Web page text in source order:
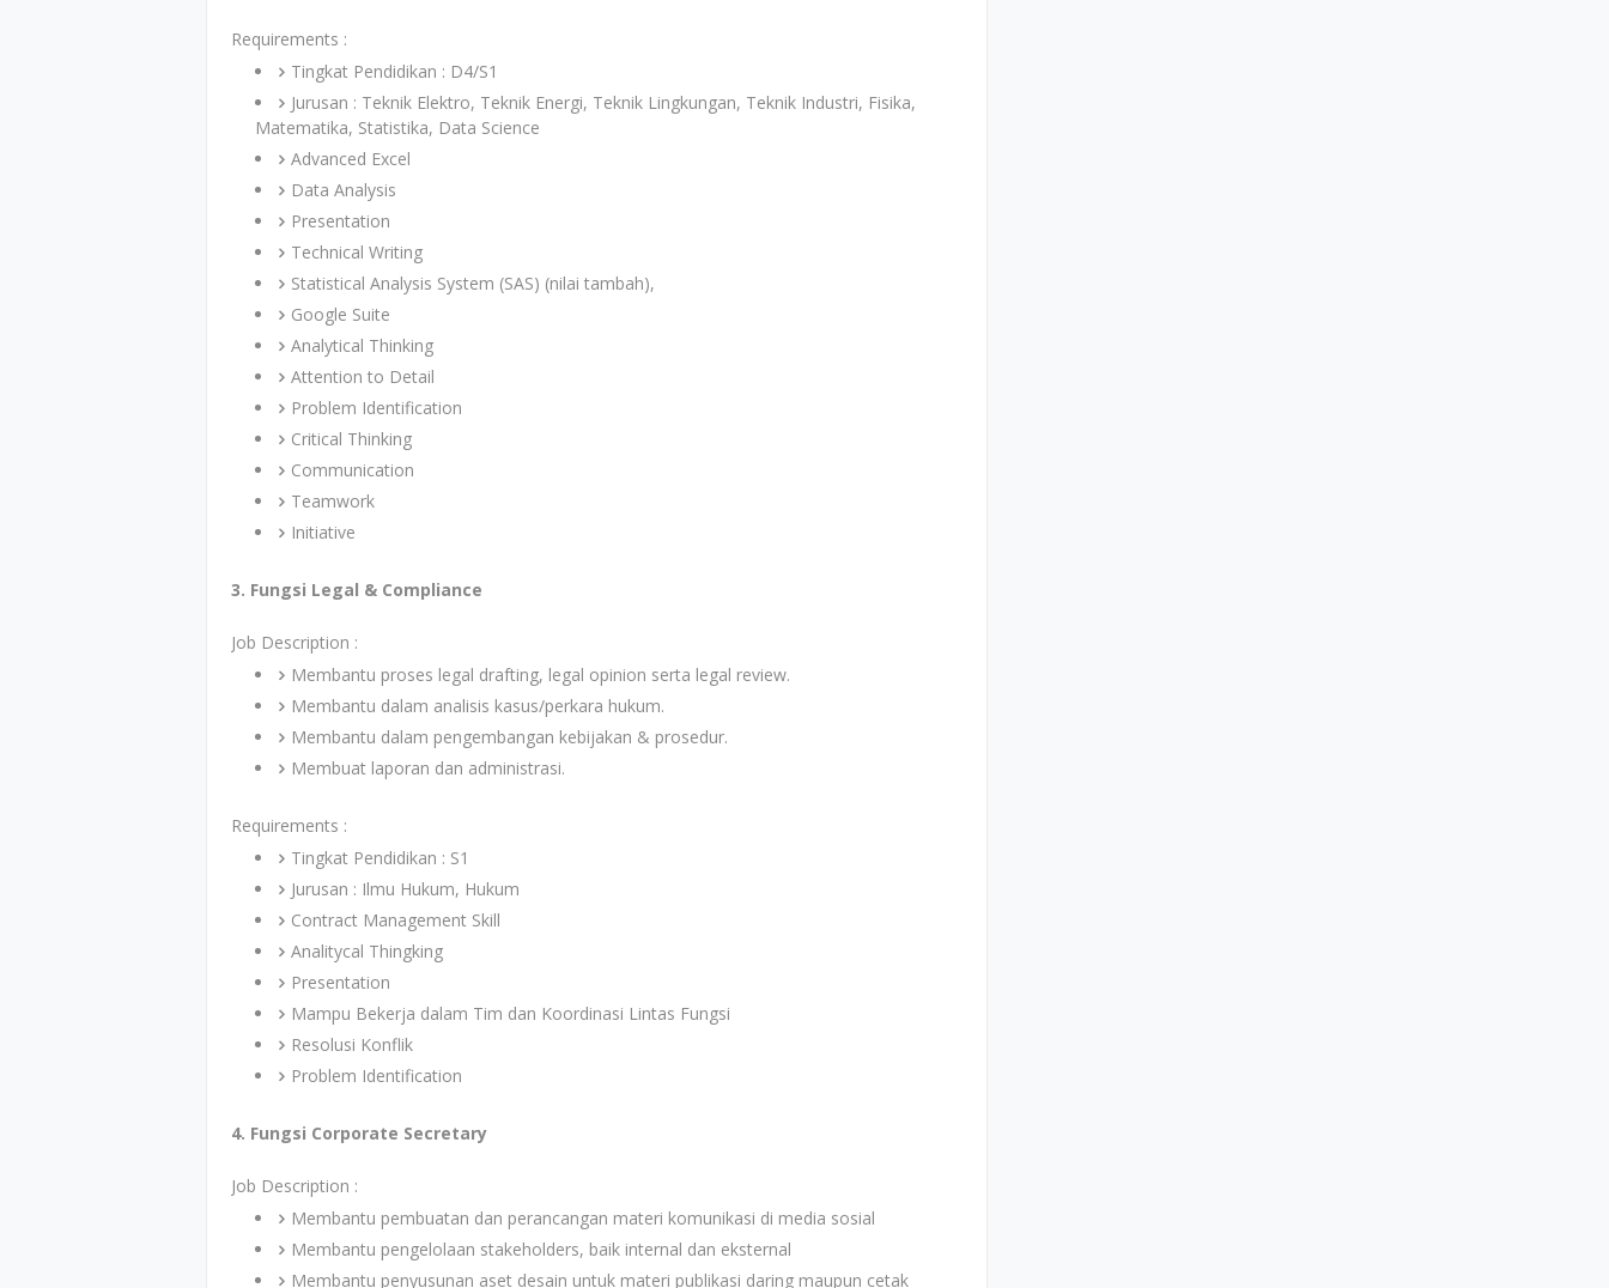
Requirements :
Tingkat Pendidikan : D4/S1
Jurusan : Teknik Elektro, Teknik Energi, Teknik Lingkungan, Teknik Industri, Fisika,
Matematika, Statistika, Data Science
Advanced Excel
Data Analysis
Presentation
Technical Writing
Statistical Analysis System (SAS) (nilai tambah),
Google Suite
Analytical Thinking
Attention to Detail
Problem Identification
Critical Thinking
Communication
Teamwork
Initiative
3. Fungsi Legal & Compliance
Job Description :
Membantu proses legal drafting, legal opinion serta legal review.
Membantu dalam analisis kasus/perkara hukum.
Membantu dalam pengembangan kebijakan & prosedur.
Membuat laporan dan administrasi.
Requirements :
Tingkat Pendidikan : S1
Jurusan : Ilmu Hukum, Hukum
Contract Management Skill
Analitycal Thingking
Presentation
Mampu Bekerja dalam Tim dan Koordinasi Lintas Fungsi
Resolusi Konflik
Problem Identification
4. Fungsi Corporate Secretary
Job Description :
Membantu pembuatan dan perancangan materi komunikasi di media sosial
Membantu pengelolaan stakeholders, baik internal dan eksternal
Membantu penyusunan aset desain untuk materi publikasi daring maupun cetak